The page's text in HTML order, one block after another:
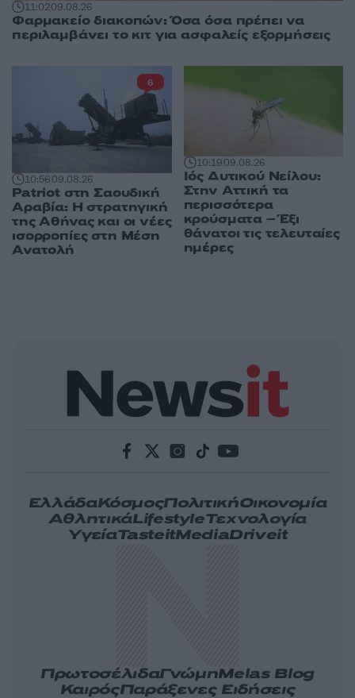
11:0209.08.26
Φαρμακείο διακοπών: Όσα όσα πρέπει να
περιλαμβάνει το κιτ για ασφαλείς εξορμήσεις
10:5609.08.26
Patriot στη Σαουδική
Αραβία: Η στρατηγική
της Αθήνας και οι νέες
ισορροπίες στη Μέση
Ανατολή
6
10:1909.08.26
Ιός Δυτικού Νείλου:
Στην Αττική τα
περισσότερα
κρούσματα – Έξι
θάνατοι τις τελευταίες
ημέρες
ΕλλάδαΚόσμοςΠολιτικήΟικονομία
ΑθλητικάLifestyleΤεχνολογία
ΥγείαTasteitMediaDriveit
ΠρωτοσέλιδαΓνώμηMelas Blog
ΚαιρόςΠαράξενες Ειδήσεις